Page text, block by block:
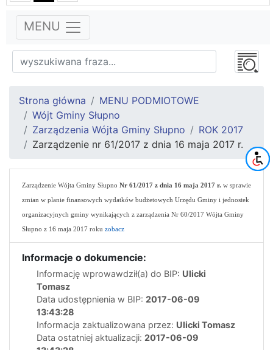
MENU
Strona główna
MENU PODMIOTOWE
Wójt Gminy Słupno
Zarządzenia Wójta Gminy Słupno
ROK 2017
Zarządzenie nr 61/2017 z dnia 16 maja 2017 r.
Zarządzenie Wójta Gminy Słupno Nr 61/2017 z dnia 16 maja 2017 r. w sprawie
zmian w planie finansowych wydatków budżetowych Urzędu Gminy i jednostek
organizacyjnych gminy wynikających z zarządzenia Nr 60/2017 Wójta Gminy
Słupno z 16 maja 2017 roku zobacz
Informacje o dokumencie:
Informację wprowawdził(a) do BIP: Ulicki
Tomasz
Data udostępnienia w BIP: 2017-06-09
13:43:28
Informacja zaktualizowana przez: Ulicki Tomasz
Data ostatniej aktualizacji: 2017-06-09